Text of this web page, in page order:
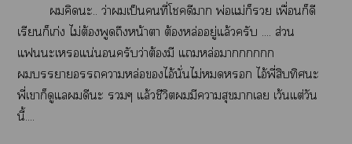
คิดะ.. ว่าเป็นคนที่โดีา พ่อแม่ก็ เพื่อนก็ดี
เรียนก็เก่ง ไม่ต้องพูดถึงหน้าา ต้องหล่ออยู่แล้วครับ .... ส่วน
แะเแน่นอนครับว่าต้องมี แหล่อาก
าาหล่อไอ้นั่นไม่ ไอ้พี่สิบทิศะ
พี่เาก็ดูแลดีะ ๆ แล้วชีวิตมีาสุขาเ เว้นแต่วัน
นี้....